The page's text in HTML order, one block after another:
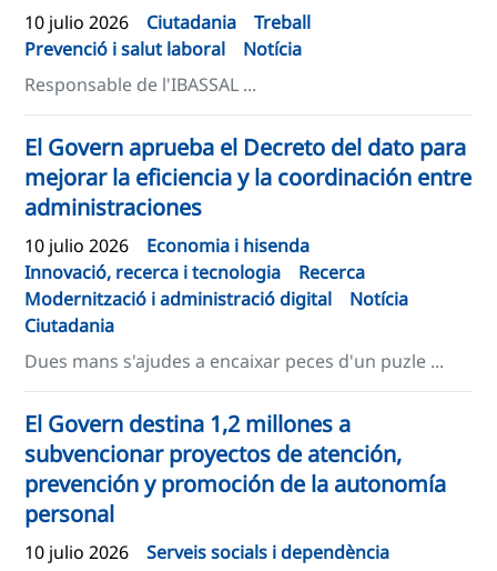
10 julio 2026 Ciutadania
Treball
Prevenció i salut laboral
Notícia
Responsable de l'IBASSAL ...
El Govern aprueba el Decreto del dato para
mejorar la eficiencia y la coordinación entre
administraciones
10 julio 2026
Economia i hisenda
Innovació, recerca i tecnologia
Recerca
Modernització i administració digital
Notícia
Ciutadania
Dues mans s'ajudes a encaixar peces d'un puzle ...
El Govern destina 1,2 millones a
subvencionar proyectos de atención,
prevención y promoción de la autonomía
personal
10 julio 2026
Serveis socials i dependència